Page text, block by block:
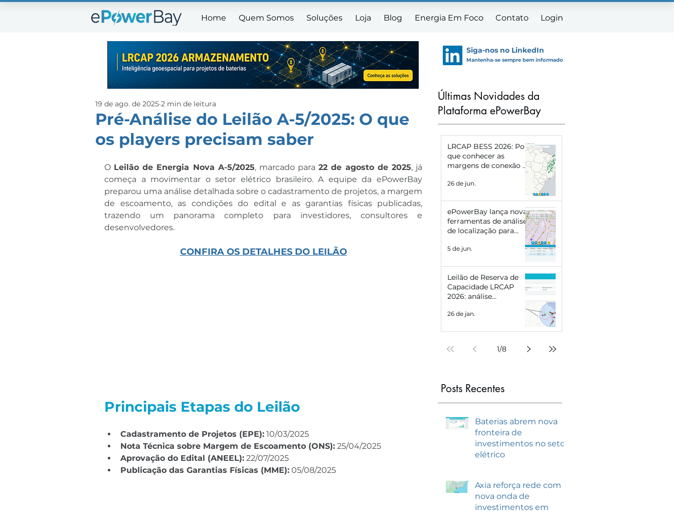
Home Quem Somos Soluções Loja Blog Energia Em Foco Contato Login
Home Quem Somos Soluções Loja Blog Energia Em Foco Contato Login
Siga-nos no LinkedIn
Mantenha-se sempre bem informado
Pré-Análise do Leilão A-5/2025: O que
os players precisam saber
19 de ago. de 2025 2 min de leitura
O Leilão de Energia Nova A-5/2025, marcado para 22 de agosto de 2025, já
começa a movimentar o setor elétrico brasileiro. A equipe da ePowerBay
preparou uma análise detalhada sobre o cadastramento de projetos, a margem
de escoamento, as condições do edital e as garantias físicas publicadas,
trazendo um panorama completo para investidores, consultores e
desenvolvedores.
CONFIRA OS DETALHES DO LEILÃO
Principais Etapas do Leilão
Cadastramento de Projetos (EPE): 10/03/2025
Nota Técnica sobre Margem de Escoamento (ONS): 25/04/2025
Aprovação do Edital (ANEEL): 22/07/2025
Publicação das Garantias Físicas (MME): 05/08/2025
Últimas Novidades da
Plataforma ePowerBay
LRCAP BESS 2026: Por
que conhecer as
margens de conexão de
definir o sucesso do
26 de jun.
ePowerBay lança novas
ferramentas de análise
de localização para
Eletropostos e Geração
Distribuída
5 de jun.
Leilão de Reserva de
Capacidade LRCAP
2026: análise
preparar com
mercado
26 de jan.
1/8
Posts Recentes
Baterias abrem nova
fronteira de
investimentos no setor
elétrico
Axia reforça rede com
nova onda de
investimentos em